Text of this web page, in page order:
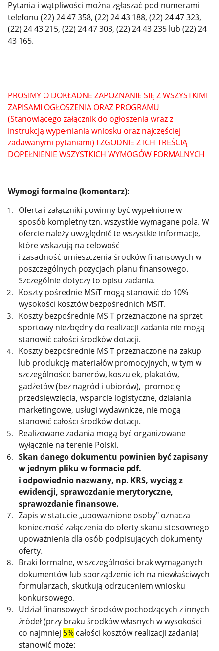
Pytania i wątpliwości można zgłaszać pod numerami
telefonu (22) 24 47 358, (22) 24 43 188, (22) 24 47 323,
(22) 24 43 215, (22) 24 47 303, (22) 24 43 235 lub (22) 24
43 165.
PROSIMY O DOKŁADNE ZAPOZNANIE SIĘ Z WSZYSTKIMI
ZAPISAMI OGŁOSZENIA ORAZ PROGRAMU
(Stanowiącego załącznik do ogłoszenia wraz z
instrukcją wypełniania wniosku oraz najczęściej
zadawanymi pytaniami) I ZGODNIE Z ICH TREŚCIĄ
DOPEŁNIENIE WSZYSTKICH WYMOGÓW FORMALNYCH
Wymogi formalne (komentarz):
Oferta i załączniki powinny być wypełnione w
sposób kompletny tzn. wszystkie wymagane pola. W
ofercie należy uwzględnić te wszystkie informacje,
które wskazują na celowość
i zasadność umieszczenia środków finansowych w
poszczególnych pozycjach planu finansowego.
Szczególnie dotyczy to opisu zadania.
Koszty pośrednie MSiT mogą stanowić do 10%
wysokości kosztów bezpośrednich MSiT.
Koszty bezpośrednie MSiT przeznaczone na sprzęt
sportowy niezbędny do realizacji zadania nie mogą
stanowić całości środków dotacji.
Koszty bezpośrednie MSiT przeznaczone na zakup
lub produkcję materiałów promocyjnych, w tym w
szczególności: banerów, koszulek, plakatów,
gadżetów (bez nagród i ubiorów), promocję
przedsięwzięcia, wsparcie logistyczne, działania
marketingowe, usługi wydawnicze, nie mogą
stanowić całości środków dotacji.
Realizowane zadania mogą być organizowane
wyłącznie na terenie Polski.
Skan danego dokumentu powinien być zapisany
w jednym pliku w formacie pdf.
i odpowiednio nazwany, np. KRS, wyciąg z
ewidencji, sprawozdanie merytoryczne,
sprawozdanie finansowe.
Zapis w statucie „upoważnione osoby" oznacza
konieczność załączenia do oferty skanu stosownego
upoważnienia dla osób podpisujących dokumenty
oferty.
Braki formalne, w szczególności brak wymaganych
dokumentów lub sporządzenie ich na niewłaściwych
formularzach, skutkują odrzuceniem wniosku
konkursowego.
Udział finansowych środków pochodzących z innych
źródeł (przy braku środków własnych w wysokości
co najmniej 5% całości kosztów realizacji zadania)
stanowić może: